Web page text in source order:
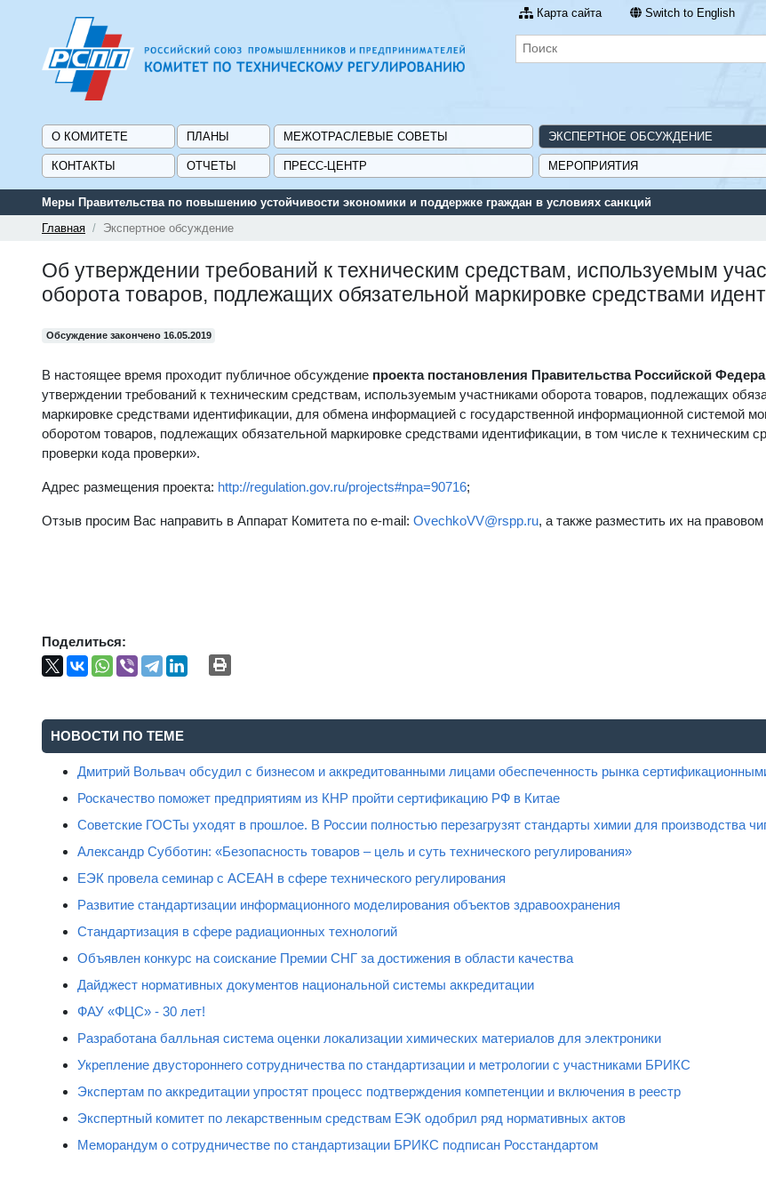
Карта сайта Switch to English
О КОМИТЕТЕ ПЛАНЫ МЕЖОТРАСЛЕВЫЕ СОВЕТЫ ЭКСПЕРТНОЕ ОБСУЖДЕНИЕ
КОНТАКТЫ ОТЧЕТЫ ПРЕСС-ЦЕНТР МЕРОПРИЯТИЯ
Меры Правительства по повышению устойчивости экономики и поддержке граждан в условиях санкций
Главная
Экспертное обсуждение
Об утверждении требований к техническим средствам, используемым
оборота товаров, подлежащих обязательной маркировке средствами
Обсуждение закончено 16.05.2019
В настоящее время проходит публичное обсуждение проекта постановления Правительства Российской
утверждении требований к техническим средствам, используемым участниками оборота товаров, подлежащих
маркировке средствами идентификации, для обмена информацией с государственной информационной системой
оборотом товаров, подлежащих обязательной маркировке средствами идентификации, в том числе к техническим
проверки кода проверки».
Адрес размещения проекта: http://regulation.gov.ru/projects#npa=90716;
Отзыв просим Вас направить в Аппарат Комитета по e-mail: OvechkoVV@rspp.ru, а также разместить их на
Поделиться:
НОВОСТИ ПО ТЕМЕ
Дмитрий Вольвач обсудил с бизнесом и аккредитованными лицами обеспеченность рынка
Роскачество поможет предприятиям из КНР пройти сертификацию РФ в Китае
Советские ГОСТы уходят в прошлое. В России полностью перезагрузят стандарты химии для производства
Александр Субботин: «Безопасность товаров – цель и суть технического регулирования»
ЕЭК провела семинар с АСЕАН в сфере технического регулирования
Развитие стандартизации информационного моделирования объектов здравоохранения
Стандартизация в сфере радиационных технологий
Объявлен конкурс на соискание Премии СНГ за достижения в области качества
Дайджест нормативных документов национальной системы аккредитации
ФАУ «ФЦС» - 30 лет!
Разработана балльная система оценки локализации химических материалов для электроники
Укрепление двустороннего сотрудничества по стандартизации и метрологии с участниками БРИКС
Экспертам по аккредитации упростят процесс подтверждения компетенции и включения в реестр
Экспертный комитет по лекарственным средствам ЕЭК одобрил ряд нормативных актов
Меморандум о сотрудничестве по стандартизации БРИКС подписан Росстандартом